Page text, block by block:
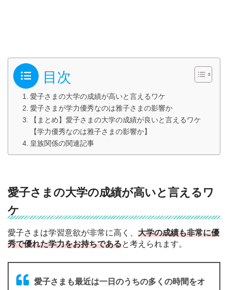
目次
愛子さまの大学の成績が高いと言えるワケ
愛子さまが学力優秀なのは雅子さまの影響か
【まとめ】愛子さまの大学の成績が良いと言えるワケ
【学力優秀なのは雅子さまの影響か】
皇族関係の関連記事
愛子さまの大学の成績が高いと言えるワ
ケ
愛子さまは学習意欲が非常に高く、 大学の成績も非常に優
秀で優れた学力をお持ちであると考えられます。
愛子さまも最近は一日のうちの多くの時間をオ